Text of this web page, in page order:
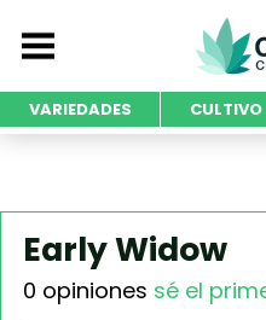
VARIEDADES CULTIVO
Early Widow
0 opiniones sé el